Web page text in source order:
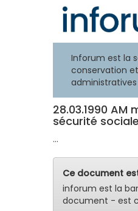
Inforum est la
conservation
28.03.1990
sécurité sociale
...
Ce document
inforum est la
document - est